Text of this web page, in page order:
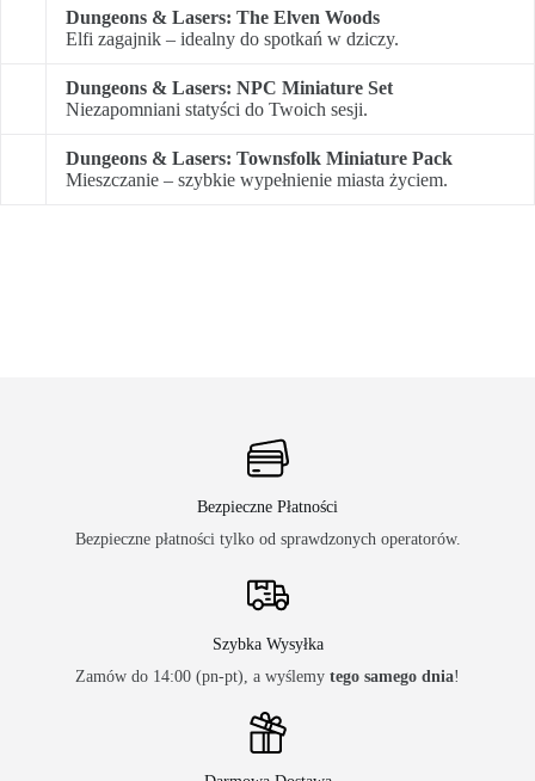
Dungeons & Lasers: The Elven Woods
Elfi zagajnik – idealny do spotkań w dziczy.
Dungeons & Lasers: NPC Miniature Set
Niezapomniani statyści do Twoich sesji.
Dungeons & Lasers: Townsfolk Miniature Pack
Mieszczanie – szybkie wypełnienie miasta życiem.
Bezpieczne Płatności
Bezpieczne płatności tylko od sprawdzonych operatorów.
Szybka Wysyłka
Zamów do 14:00 (pn-pt), a wyślemy tego samego dnia!